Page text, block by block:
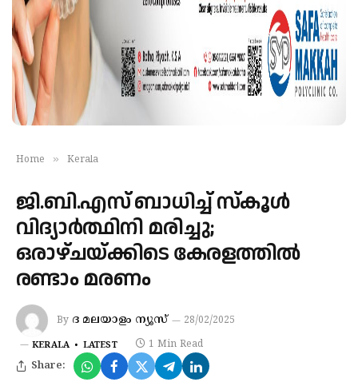
Home » Kerala
ജി.ബി.എസ് ബാധിച്ച് സ്കൂൾ
വിദ്യാർത്ഥിനി മരിച്ചു;
ഒരാഴ്‌ചയ്ക്കിടെ കേരളത്തിൽ
രണ്ടാം മരണം
By ദ മലയാളം ന്യൂസ് 28/02/2025
KERALA LATEST 1 Min Read
Share: